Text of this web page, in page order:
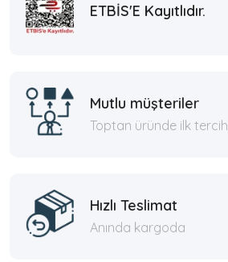
ETBİS'E Kayıtlıdır.
Mutlu müşteriler
Toptan üründe ilk tercih
Hızlı Teslimat
Anında kargoda